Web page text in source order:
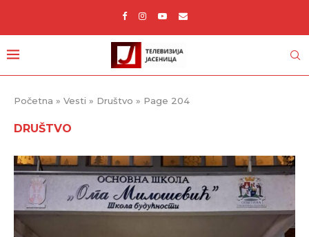
Početna » Vesti » Društvo » Page 204
DRUŠTVO